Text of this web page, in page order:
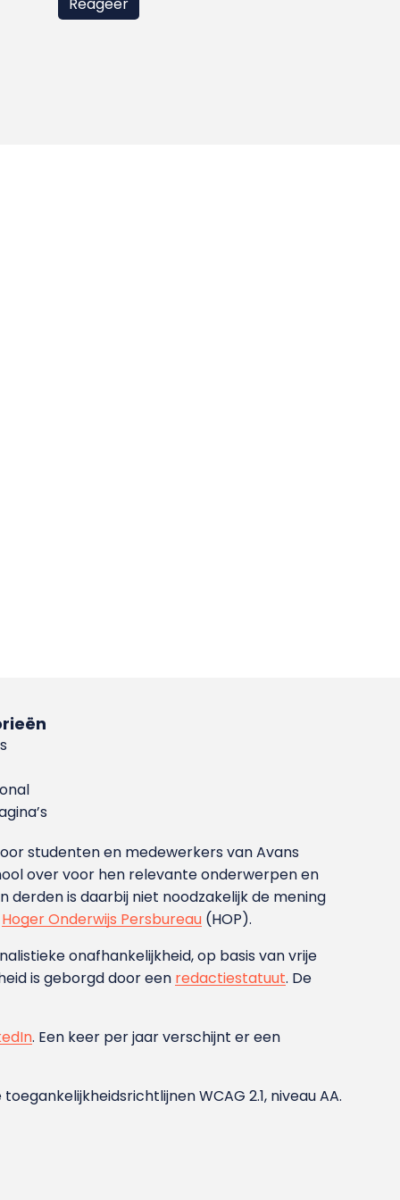
studenten en medewerkers van Avans
over voor hen relevante onderwerpen en
is daarbij niet noodzakelijk de mening
Hoger Onderwijs Persbureau (HOP).
onafhankelijkheid, op basis van vrije
is geborgd door een redactiestatuut. De
. Een keer per jaar verschijnt er een
WCAG 2.1, niveau AA.